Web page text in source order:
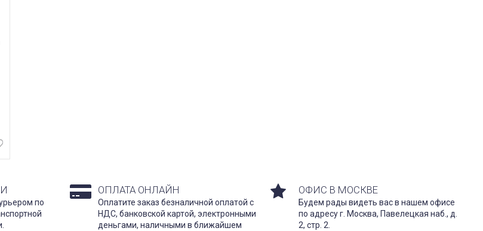
по
ОПЛАТА ОНЛАЙН
Оплатите заказ безналичной оплатой с
НДС, банковской картой, электронными
деньгами, наличными в ближайшем
ОФИС В МОСКВЕ
Будем рады видеть вас в нашем офисе
по адресу г. Москва, Павелецкая наб., д.
2, стр. 2.